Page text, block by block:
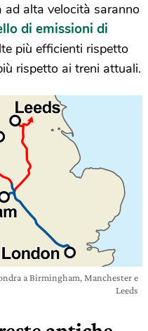
alta velocità saranno
di emissioni di
più efficienti rispetto
rispetto ai treni attuali.
a Birmingham, Manchester e
Leeds